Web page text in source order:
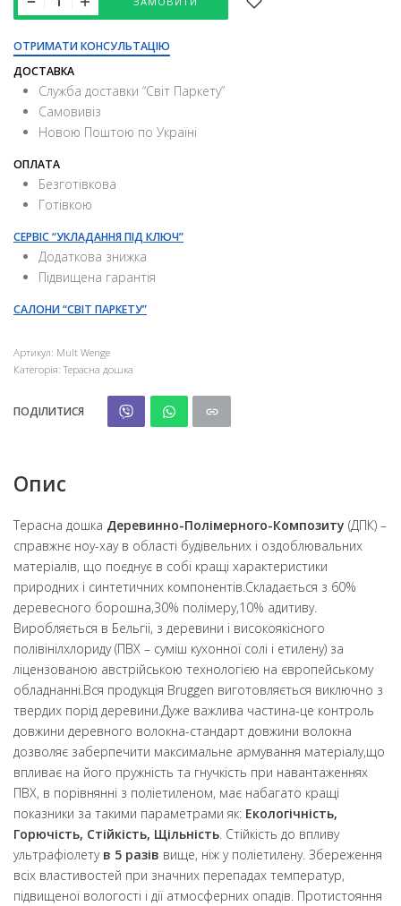
ОТРИМАТИ КОНСУЛЬТАЦІЮ
ДОСТАВКА
Служба доставки “Свiт Паркету”
Самовивіз
Новою Поштою по Україні
ОПЛАТА
Безготівкова
Готівкою
СЕРВІС “УКЛАДАННЯ ПІД КЛЮЧ”
Додаткова знижка
Підвищена гарантія
САЛОНИ “СВІТ ПАРКЕТУ”
Артикул: Mult Wenge
Категорія:Терасна дошка
ПОДІЛИТИСЯ
Опис
Терасна дошка Деревинно-Полімерного-Композиту (ДПК) –
справжнє ноу-хау в області будівельних і оздоблювальних
матеріалів, що поєднує в собі кращі характеристики
природних і синтетичних компонентів.Складається з 60%
деревесного борошна,30% полімеру,10% адитиву.
Виробляється в Бельгіі, з деревини і високоякісного
полівінілхлориду (ПВХ – суміш кухонної солі і етилену) за
ліцензованою австрійською технологією на європейському
обладнанні.Вся продукція Bruggen виготовляється виключно з
твердих порід деревини.Дуже важлива частина-це контроль
довжини деревного волокна-стандарт довжини волокна
дозволяє заберпечити максимальне армування матеріалу,що
впливає на його пружність та гнучкість при навантаженнях
ПВХ, в порівнянні з поліетиленом, має набагато кращі
показники за такими параметрами як: Екологічність,
Горючість, Стійкість, Щільність . Стійкість до впливу
ультрафіолету в 5 разів вище, ніж у поліетилену. Збереження
всіх властивостей при значних перепадах температур,
підвищеної вологості і дії атмосферних опадів. Протистояння